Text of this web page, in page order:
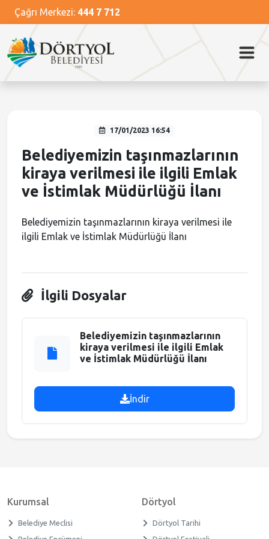
Çağrı Merkezi: 444 7 712
Ana Menü
Kurumsal
Belediye Meclisi
Başkan Yardımcıları
Müdürlükler
Misyon ve Vizyon
Meclis Gündemi
Faliyet Raporları
Stratejik Plan
Ana Menü
Dörtyol
Dörtyol Tarihi
Foto Galeri
Önemli Mekanlar
Ana Menü
Başkan
Başkanın Özgeçmişi
Ana Menü
Hizmetlerimiz
Nikah İşlemleri
Temizlik Hizmetleri
Veterinerlik Hizmetleri
Sosyal Tesisler
Ana Menü
Güncel
Haberler
Medya Haberleri
Duyurular
İhale İlanları
17/01/2023 16:54
Belediyemizin taşınmazlarının
kiraya verilmesi ile ilgili Emlak
ve İstimlak Müdürlüğü İlanı
Belediyemizin taşınmazlarının kiraya verilmesi ile
ilgili Emlak ve İstimlak Müdürlüğü İlanı
İlgili Dosyalar
Belediyemizin taşınmazlarının
kiraya verilmesi ile ilgili Emlak
ve İstimlak Müdürlüğü İlanı
İndir
Kurumsal
Belediye Meclisi
Dörtyol
Dörtyol Tarihi